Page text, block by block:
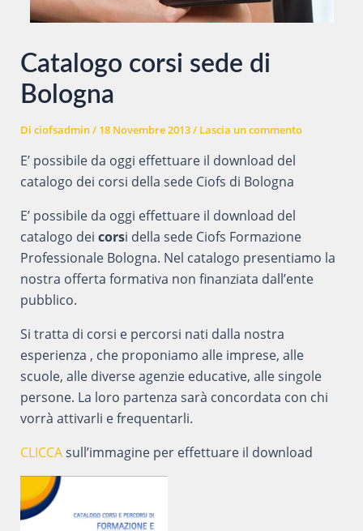
Catalogo corsi sede di
Bologna
Di ciofsadmin/ 18 Novembre 2013/ Lascia un commento
E’ possibile da oggi effettuare il download del
catalogo dei corsi della sede Ciofs di Bologna
E’ possibile da oggi effettuare il download del
catalogo dei corsi della sede Ciofs Formazione
Professionale Bologna. Nel catalogo presentiamo la
nostra offerta formativa non finanziata dall’ente
pubblico.
Si tratta di corsi e percorsi nati dalla nostra
esperienza , che proponiamo alle imprese, alle
scuole, alle diverse agenzie educative, alle singole
persone. La loro partenza sarà concordata con chi
vorrà attivarli e frequentarli.
CLICCAsull’immagine per effettuare il download